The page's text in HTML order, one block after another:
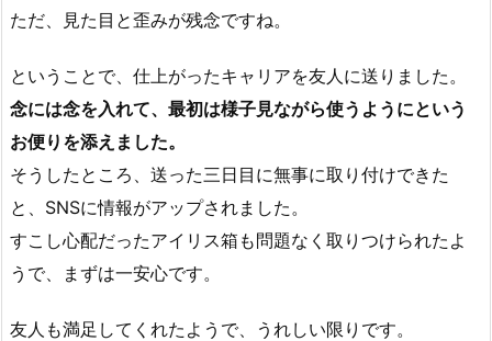
ただ、見た目と歪みが残念ですね。
ということで、仕上がったキャリアを友人に送りました。
念には念を入れて、最初は様子見ながら使うようにという
お便りを添えました。
そうしたところ、送った三日目に無事に取り付けできた
と、SNSに情報がアップされました。
すこし心配だったアイリス箱も問題なく取りつけられたよ
うで、まずは一安心です。
友人も満足してくれたようで、うれしい限りです。